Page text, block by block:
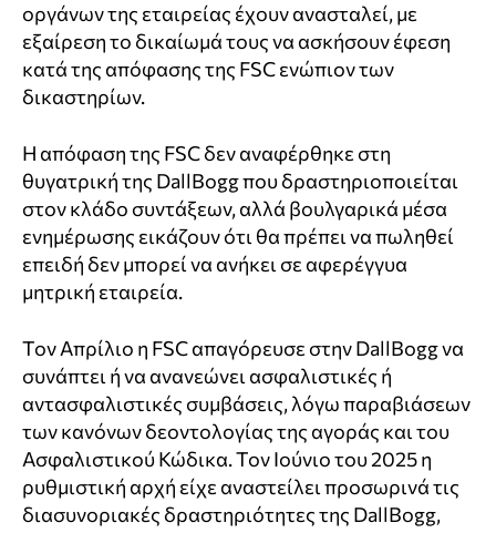
οργάνων της εταιρείας έχουν ανασταλεί, με
εξαίρεση το δικαίωμά τους να ασκήσουν έφεση
κατά της απόφασης της FSC ενώπιον των
δικαστηρίων.
Η απόφαση της FSC δεν αναφέρθηκε στη
θυγατρική της DallBogg που δραστηριοποιείται
στον κλάδο συντάξεων, αλλά βουλγαρικά μέσα
ενημέρωσης εικάζουν ότι θα πρέπει να πωληθεί
επειδή δεν μπορεί να ανήκει σε αφερέγγυα
μητρική εταιρεία.
Τον Απρίλιο η FSC απαγόρευσε στην DallBogg να
συνάπτει ή να ανανεώνει ασφαλιστικές ή
αντασφαλιστικές συμβάσεις, λόγω παραβιάσεων
των κανόνων δεοντολογίας της αγοράς και του
Ασφαλιστικού Κώδικα. Τον Ιούνιο του 2025 η
ρυθμιστική αρχή είχε αναστείλει προσωρινά τις
διασυνοριακές δραστηριότητες της DallBogg,